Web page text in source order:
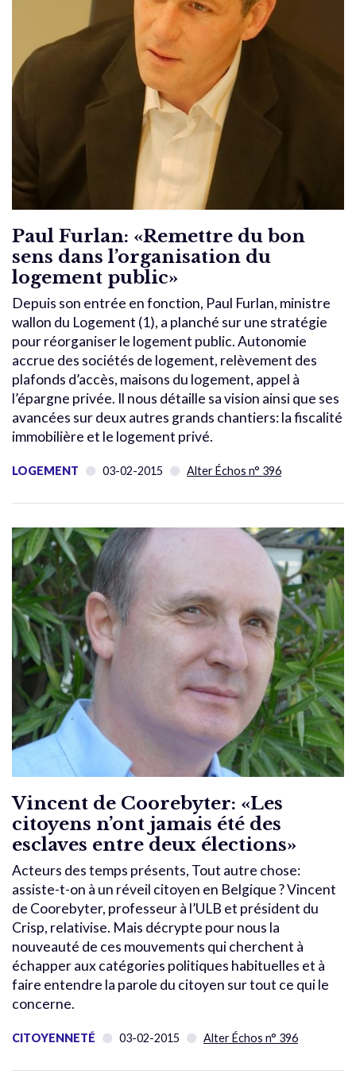
Paul Furlan: «Remettre du bon
sens dans l’organisation du
logement public»
Depuis son entrée en fonction, Paul Furlan, ministre
wallon du Logement (1), a planché sur une stratégie
pour réorganiser le logement public. Autonomie
accrue des sociétés de logement, relèvement des
plafonds d’accès, maisons du logement, appel à
l’épargne privée. Il nous détaille sa vision ainsi que ses
avancées sur deux autres grands chantiers: la fiscalité
immobilière et le logement privé.
LOGEMENT 03-02-2015 Alter Échos n° 396
Vincent de Coorebyter: «Les
citoyens n’ont jamais été des
esclaves entre deux élections»
Acteurs des temps présents, Tout autre chose:
assiste-t-on à un réveil citoyen en Belgique ? Vincent
de Coorebyter, professeur à l’ULB et président du
Crisp, relativise. Mais décrypte pour nous la
nouveauté de ces mouvements qui cherchent à
échapper aux catégories politiques habituelles et à
faire entendre la parole du citoyen sur tout ce qui le
concerne.
CITOYENNETÉ 03-02-2015 Alter Échos n° 396